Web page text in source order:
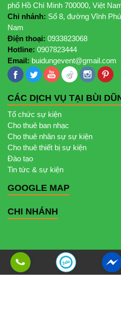
phố Hồ Chí Minh 700000, Việt
Chi nhánh: Số 8, đường Vĩnh
Nam
Điện thoại: 0933823068
Hotline: 0907823444
Email: buidungevent@gmail.com
CÁC DỊCH VỤ TẠI BÙI
Tổ chức sự kiện
Cho thuê ban nhạc
Cho thuê nhân sự sự kiện
Cho thuê thiết bị sự kiện
Đào tạo
Tin tức & sự kiện
GOOGLE MAP
CHI NHÁNH